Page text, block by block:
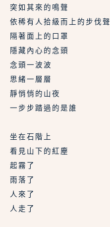
突如其來的鳴聲
依稀有人拾級而上的步伐聲
隔著面上的口罩
隱藏內心的念頭
念頭一波波
思緒一層層
靜悄悄的山夜
一步步踏過的是誰
坐在石階上
看見山下的紅塵
起霧了
雨落了
人來了
人走了